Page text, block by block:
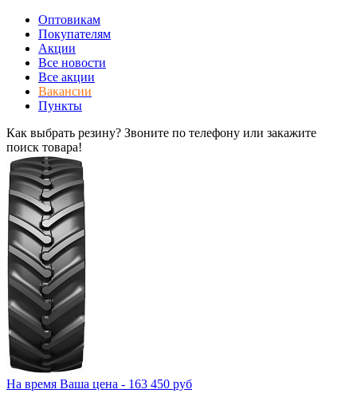
Оптовикам
Покупателям
Акции
Все новости
Все акции
Вакансии
Пункты
Как выбрать резину? Звоните по телефону или закажите
поиск товара!
На время Ваша цена - 163 450 руб